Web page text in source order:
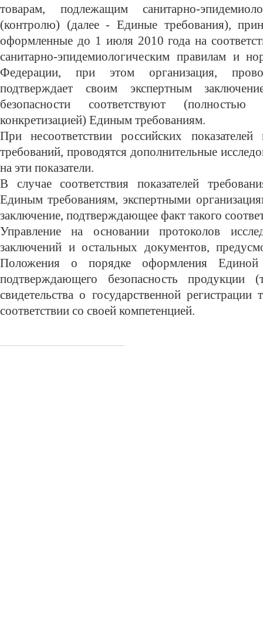
товарам, подлежащим санитарно-
(контролю) (далее - Единые требования),
оформленные до 1 июля 2010 года на
санитарно-эпидемиологическим правилам и
Федерации, при этом организация,
подтверждает своим экспертным
безопасности соответствуют
конкретизацией) Единым требованиям.
При несоответствии российских
требований, проводятся дополнительные
на эти показатели.
В случае соответствия показателей
Единым требованиям, экспертными
заключение, подтверждающее факт такого
Управление на основании протоколов
заключений и остальных документов,
Положения о порядке оформления
подтверждающего безопасность продукции
свидетельства о государственной
соответствии со своей компетенцией.